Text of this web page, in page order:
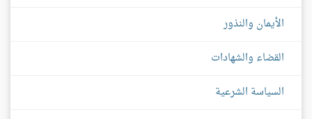
الأيمان والنذور
القضاء والشهادات
السياسة الشرعية